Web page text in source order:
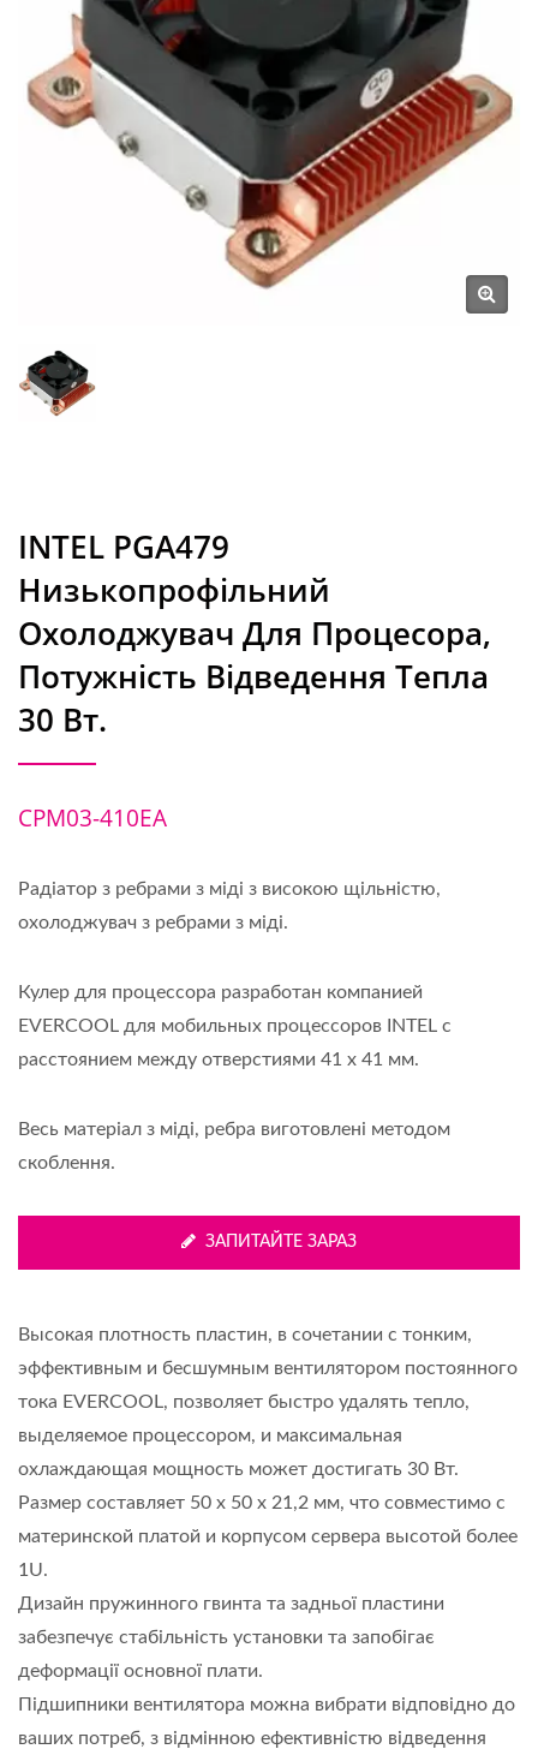
INTEL PGA479
Низькопрофільний
Охолоджувач Для Процесора,
Потужність Відведення Тепла
30 Вт.
CPM03-410EA
Радіатор з ребрами з міді з високою щільністю,
охолоджувач з ребрами з міді.
Кулер для процессора разработан компанией
EVERCOOL для мобильных процессоров INTEL с
расстоянием между отверстиями 41 x 41 мм.
Весь матеріал з міді, ребра виготовлені методом
скоблення.
ЗАПИТАЙТЕ ЗАРАЗ
Высокая плотность пластин, в сочетании с тонким,
эффективным и бесшумным вентилятором постоянного
тока EVERCOOL, позволяет быстро удалять тепло,
выделяемое процессором, и максимальная
охлаждающая мощность может достигать 30 Вт.
Размер составляет 50 x 50 x 21,2 мм, что совместимо с
материнской платой и корпусом сервера высотой более
1U.
Дизайн пружинного гвинта та задньої пластини
забезпечує стабільність установки та запобігає
деформації основної плати.
Підшипники вентилятора можна вибрати відповідно до
ваших потреб, з відмінною ефективністю відведення